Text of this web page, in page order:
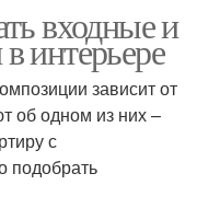
входные и
интерьере
зависит от
об одном из них –
с
подобрать